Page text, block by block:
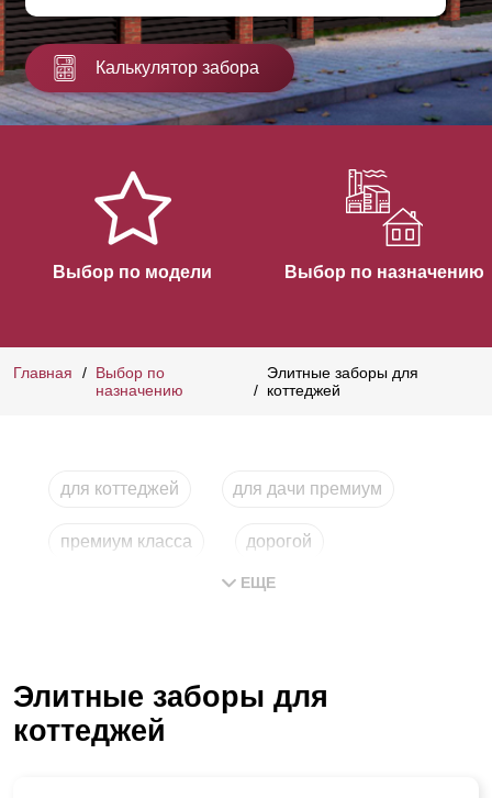
Калькулятор забора
Выбор по модели Выбор по назначению
Главная
Выбор по
назначению
Элитные заборы для
коттеджей
для коттеджей для дачи премиум
премиум класса дорогой
ЕЩЕ
Элитные заборы для
коттеджей